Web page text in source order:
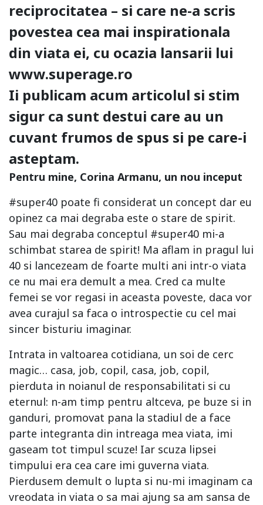
reciprocitatea – si care ne-a scris
povestea cea mai inspirationala
din viata ei, cu ocazia lansarii lui
www.superage.ro
Ii publicam acum articolul si stim
sigur ca sunt destui care au un
cuvant frumos de spus si pe care-i
asteptam.
Pentru mine, Corina Armanu, un nou inceput
#super40 poate fi considerat un concept dar eu
opinez ca mai degraba este o stare de spirit.
Sau mai degraba conceptul #super40 mi-a
schimbat starea de spirit! Ma aflam in pragul lui
40 si lancezeam de foarte multi ani intr-o viata
ce nu mai era demult a mea. Cred ca multe
femei se vor regasi in aceasta poveste, daca vor
avea curajul sa faca o introspectie cu cel mai
sincer bisturiu imaginar.
Intrata in valtoarea cotidiana, un soi de cerc
magic… casa, job, copil, casa, job, copil,
pierduta in noianul de responsabilitati si cu
eternul: n-am timp pentru altceva, pe buze si in
ganduri, promovat pana la stadiul de a face
parte integranta din intreaga mea viata, imi
gaseam tot timpul scuze! Iar scuza lipsei
timpului era cea care imi guverna viata.
Pierdusem demult o lupta si nu-mi imaginam ca
vreodata in viata o sa mai ajung sa am sansa de